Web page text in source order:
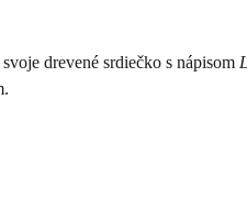
drevené srdiečko s nápisom